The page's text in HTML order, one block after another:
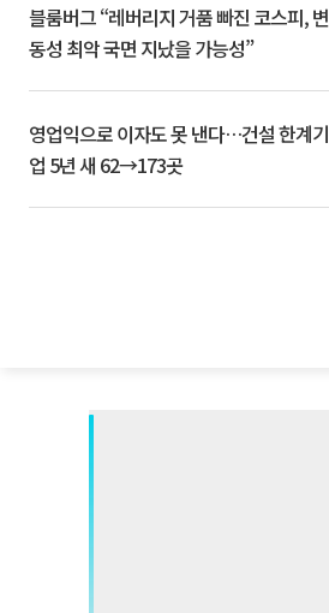
블룸버그 “레버리지 거품 빠진 코스피, 변
동성 최악 국면 지났을 가능성”
영업익으로 이자도 못 낸다…건설 한계기
업 5년 새 62→173곳